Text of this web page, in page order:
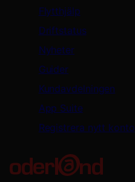
Flytthjälp
Driftstatus
Nyheter
Guider
Kundavdelningen
App Suite
Registrera nytt konto